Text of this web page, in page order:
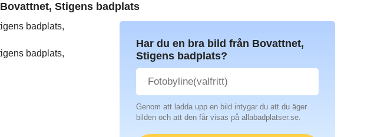
Bovattnet, Stigens badplats
Har du en bra bild från Bovattnet,
Stigens badplats?
Genom att ladda upp en bild intygar du att du äger
bilden och att den får visas på allabadplatser.se.